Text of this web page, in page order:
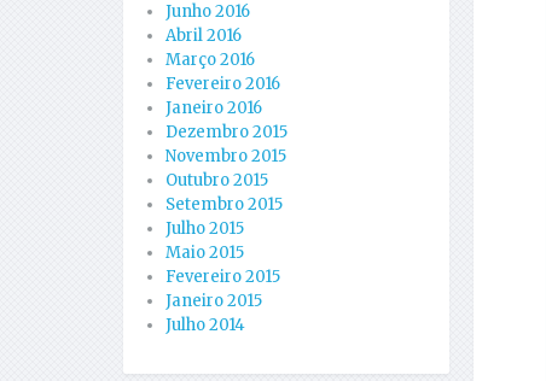
Junho 2016
Abril 2016
Março 2016
Fevereiro 2016
Janeiro 2016
Dezembro 2015
Novembro 2015
Outubro 2015
Setembro 2015
Julho 2015
Maio 2015
Fevereiro 2015
Janeiro 2015
Julho 2014